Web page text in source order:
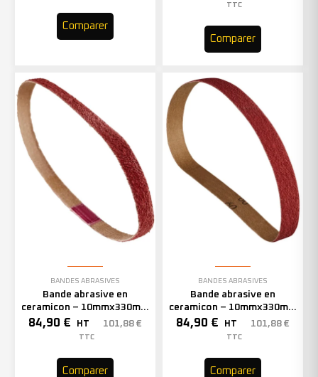
Comparer
TTC
Comparer
BANDES ABRASIVES
Bande abrasive en
ceramicon – 10mmx330mm
– Grain 60 – 333002 (x50)
84,90 € HT 101,88 €
TTC
Comparer
BANDES ABRASIVES
Bande abrasive en
ceramicon – 10mmx330mm
– Grain 80 – 333003 (x50)
84,90 € HT 101,88 €
TTC
Comparer